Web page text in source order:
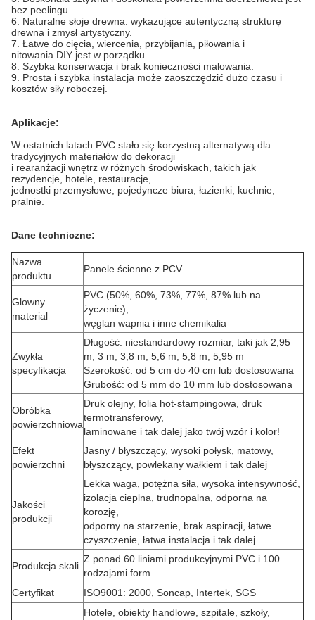
bez peelingu.
6. Naturalne słoje drewna: wykazujące autentyczną strukturę
drewna i zmysł artystyczny.
7. Łatwe do cięcia, wiercenia, przybijania, piłowania i
nitowania.DIY jest w porządku.
8. Szybka konserwacja i brak konieczności malowania.
9. Prosta i szybka instalacja może zaoszczędzić dużo czasu i
kosztów siły roboczej.
Aplikacje:
W ostatnich latach PVC stało się korzystną alternatywą dla
tradycyjnych materiałów do dekoracji
i rearanżacji wnętrz w różnych środowiskach, takich jak
rezydencje, hotele, restauracje,
jednostki przemysłowe, pojedyncze biura, łazienki, kuchnie,
pralnie.
Dane techniczne:
Nazwa
produktu
Panele ścienne z PCV
Glowny
material
PVC (50%, 60%, 73%, 77%, 87% lub na
życzenie),
węglan wapnia i inne chemikalia
Zwykła
specyfikacja
Długość: niestandardowy rozmiar, taki jak 2,95
m, 3 m, 3,8 m, 5,6 m, 5,8 m, 5,95 m
Szerokość: od 5 cm do 40 cm lub dostosowana
Grubość: od 5 mm do 10 mm lub dostosowana
Obróbka
powierzchniowa
Druk olejny, folia hot-stampingowa, druk
termotransferowy,
laminowane i tak dalej jako twój wzór i kolor!
Efekt
powierzchni
Jasny / błyszczący, wysoki połysk, matowy,
błyszczący, powlekany wałkiem i tak dalej
Jakości
produkcji
Lekka waga, potężna siła, wysoka intensywność,
izolacja cieplna, trudnopalna, odporna na
korozję,
odporny na starzenie, brak aspiracji, łatwe
czyszczenie, łatwa instalacja i tak dalej
Produkcja skali
Z ponad 60 liniami produkcyjnymi PVC i 100
rodzajami form
Certyfikat
ISO9001: 2000, Soncap, Intertek, SGS
Hotele, obiekty handlowe, szpitale, szkoły,